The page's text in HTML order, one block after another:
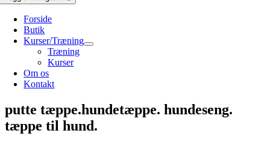
Forside
Butik
Kurser/Træning
Træning
Kurser
Om os
Kontakt
putte tæppe.hundetæppe. hundeseng.
tæppe til hund.